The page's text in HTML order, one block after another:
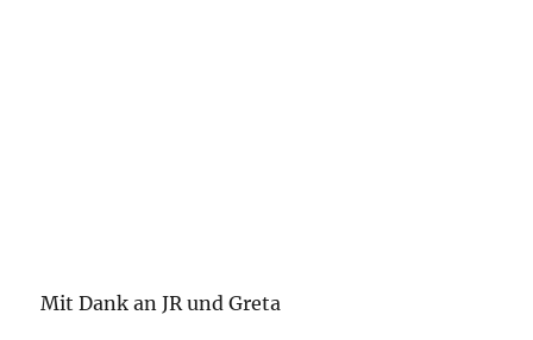
Mit Dank an JR und Greta